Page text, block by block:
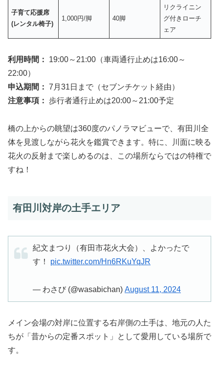
子育て応援席
(レンタル椅子)
1,000円/脚 40脚
リクライニン
グ付きローチ
ェア
利用時間：
19:00～21:00（車両通行止めは16:00～
22:00）
申込期間： 7月31日まで（セブンチケット経由）
注意事項： 歩行者通行止めは20:00～21:00予定
橋の上からの眺望は360度のパノラマビューで、有田川全
体を見渡しながら花火を鑑賞できます。特に、川面に映る
花火の反射まで楽しめるのは、この場所ならではの特権で
すね！
有田川対岸の土手エリア
紀文まつり（有田市花火大会）、よかったで
す！ pic.twitter.com/Hn6RKuYqJR
— わさび (@wasabichan) August 11, 2024
メイン会場の対岸に位置する右岸側の土手は、地元の人た
ちが「昔からの定番スポット」として愛用している場所で
す。